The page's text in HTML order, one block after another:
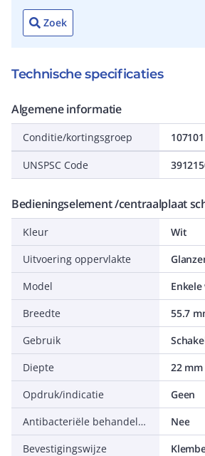
Zoek
Technische specificaties
Algemene informatie
Conditie/kortingsgroep 107101
UNSPSC Code
Bedieningselement /centraalplaat
Kleur
Wit
Uitvoering oppervlakte
Model
Breedte
55.7
Gebruik
Diepte
22 mm
Opdruk/indicatie
Geen
Antibacteriële behandeling
Nee
Bevestigingswijze